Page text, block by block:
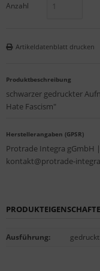
Anzahl
Artikeldatenblatt drucken
Produktbeschreibung
schwarzer gedruckter
Hate Fascism"
Herstellerangaben (GPSR)
Protrade Integra gGmbH
kontakt@protrade-
Ausführung: gedruckt